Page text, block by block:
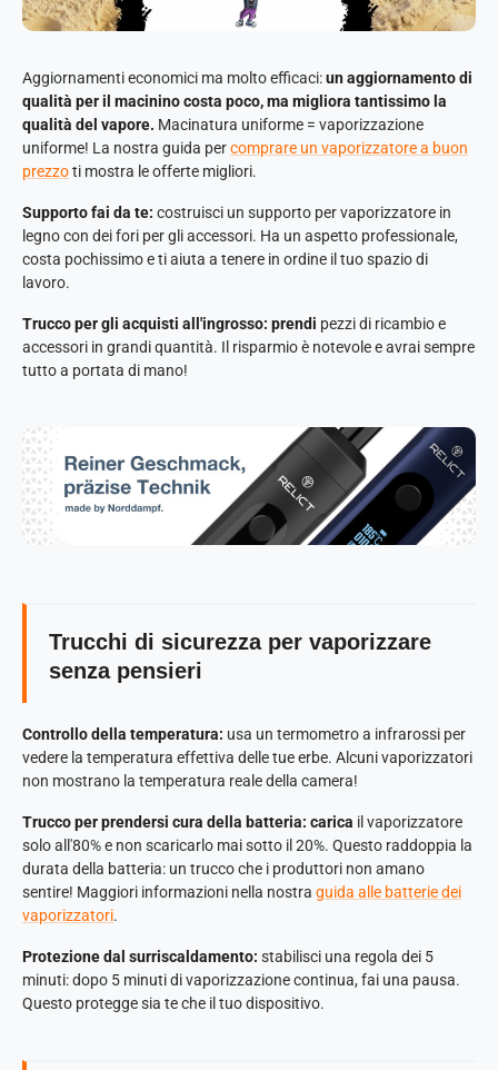
Aggiornamenti economici ma molto efficaci:un aggiornamento di
qualità per il macinino costa poco, ma migliora tantissimo la
qualità del vapore. Macinatura uniforme = vaporizzazione
uniforme! La nostra guida percomprare un vaporizzatore a buon
prezzoti mostra le offerte migliori.
Supporto fai da te: costruisci un supporto per vaporizzatore in
legno con dei fori per gli accessori. Ha un aspetto professionale,
costa pochissimo e ti aiuta a tenere in ordine il tuo spazio di
lavoro.
Trucco per gli acquisti all'ingrosso: prendi pezzi di ricambio e
accessori in grandi quantità. Il risparmio è notevole e avrai sempre
tutto a portata di mano!
Trucchi di sicurezza per vaporizzare
senza pensieri
Controllo della temperatura: usa un termometro a infrarossi per
vedere la temperatura effettiva delle tue erbe. Alcuni vaporizzatori
non mostrano la temperatura reale della camera!
Trucco per prendersi cura della batteria: carica il vaporizzatore
solo all'80% e non scaricarlo mai sotto il 20%. Questo raddoppia la
durata della batteria: un trucco che i produttori non amano
sentire! Maggiori informazioni nella nostra guida alle batterie dei
vaporizzatori.
Protezione dal surriscaldamento: stabilisci una regola dei 5
minuti: dopo 5 minuti di vaporizzazione continua, fai una pausa.
Questo protegge sia te che il tuo dispositivo.